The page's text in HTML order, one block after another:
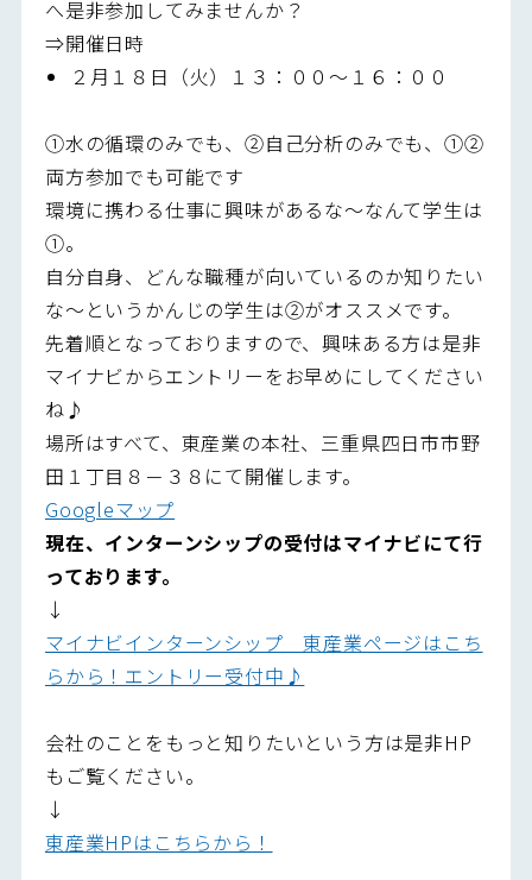
へ是非参加してみませんか？
⇒開催日時
２月１８日（火）１３：００～１６：００
①水の循環のみでも、②自己分析のみでも、①②
両方参加でも可能です
環境に携わる仕事に興味があるな～なんて学生は
①。
自分自身、どんな職種が向いているのか知りたい
な～というかんじの学生は②がオススメです。
先着順となっておりますので、興味ある方は是非
マイナビからエントリーをお早めにしてください
ね♪
場所はすべて、東産業の本社、三重県四日市市野
田１丁目８－３８にて開催します。
Googleマップ
現在、インターンシップの受付はマイナビにて行
っております。
↓
マイナビインターンシップ 東産業ページはこち
らから！エントリー受付中♪
会社のことをもっと知りたいという方は是非HP
もご覧ください。
↓
東産業HPはこちらから！